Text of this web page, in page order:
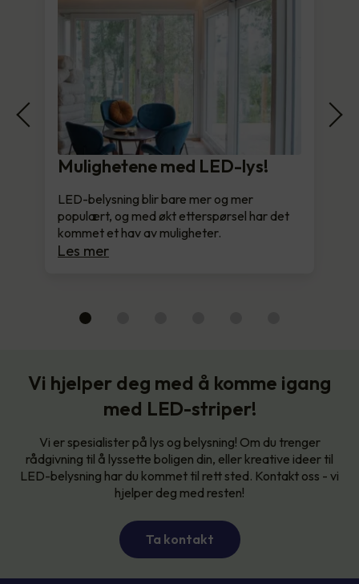
Mulighetene med LED-lys!
LED-belysning blir bare mer og mer
populært, og med økt etterspørsel har det
kommet et hav av muligheter.
Les mer
Vi hjelper deg med å komme igang
med LED-striper!
Vi er spesialister på lys og belysning! Om du trenger
rådgivning til å lyssette boligen din, eller kreative ideer til
LED-belysning har du kommet til rett sted. Kontakt oss - vi
hjelper deg med resten!
Ta kontakt